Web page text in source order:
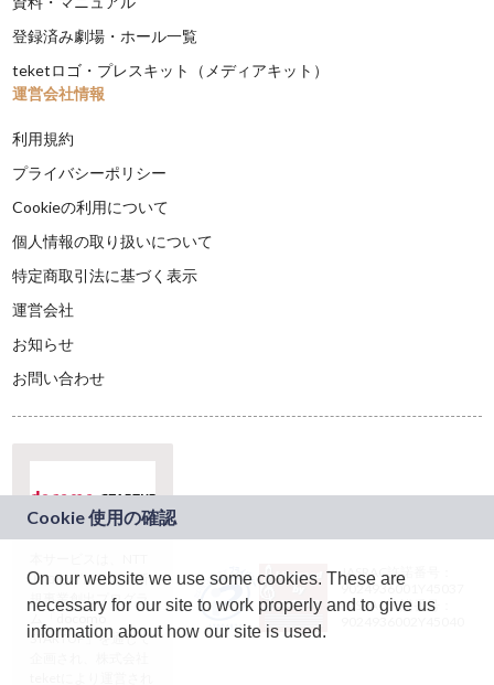
登録済み劇場・ホール一覧
teketロゴ・プレスキット（メディアキット）
運営会社情報
利用規約
プライバシーポリシー
Cookieの利用について
個人情報の取り扱いについて
特定商取引法に基づく表示
運営会社
お知らせ
お問い合わせ
ドコモグループの新
規事業創出プログラ
ム「docomo
STARTUP」を通じて
JASRAC許諾番号：
9024936001Y45037
JASRAC許諾番号：
On our website we use some cookies. These are
necessary for our site to work properly and to give us
information about how our site is used.